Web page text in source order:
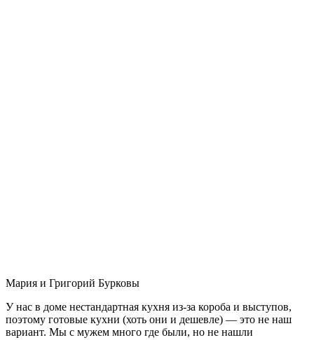
Мария и Григорий Бурковы
У нас в доме нестандартная кухня из-за короба и выступов,
поэтому готовые кухни (хоть они и дешевле) — это не наш
вариант. Мы с мужем много где были, но не нашли